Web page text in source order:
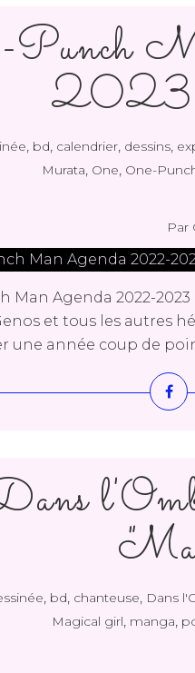
Punch
2023
, bd, calendrier, dessins,
Murata, One, One-
Par
Man Agenda 2022-
et tous les autres
une année coup de
, bd, chanteuse, Dans
Magical girl, manga,